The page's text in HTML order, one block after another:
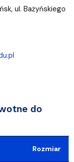
ul. Bażyńskiego
do
Rozmiar